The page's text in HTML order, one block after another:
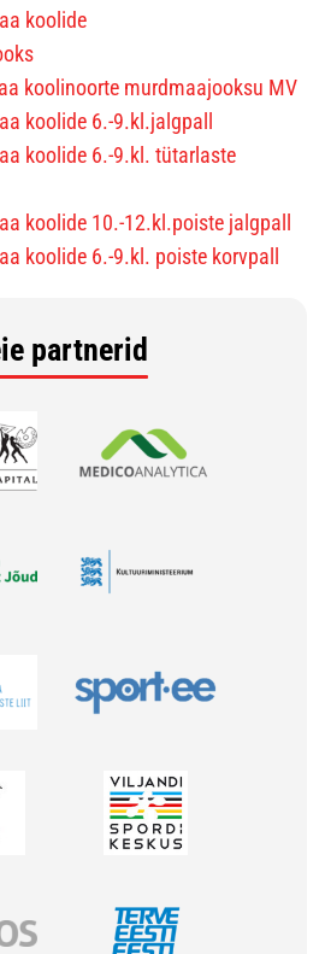
koolide
koolinoorte murdmaajooksu MV
koolide 6.-9.kl.jalgpall
koolide 6.-9.kl. tütarlaste
koolide 10.-12.kl.poiste jalgpall
koolide 6.-9.kl. poiste korvpall
partnerid